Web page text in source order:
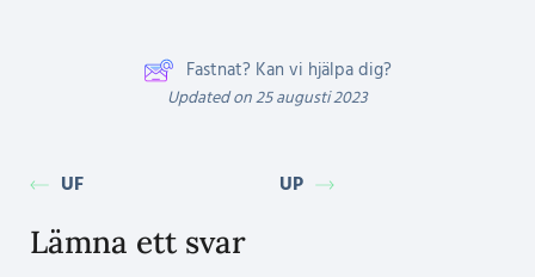
Fastnat? Kan vi hjälpa dig?
Updated on 25 augusti 2023
UF UP
Lämna ett svar